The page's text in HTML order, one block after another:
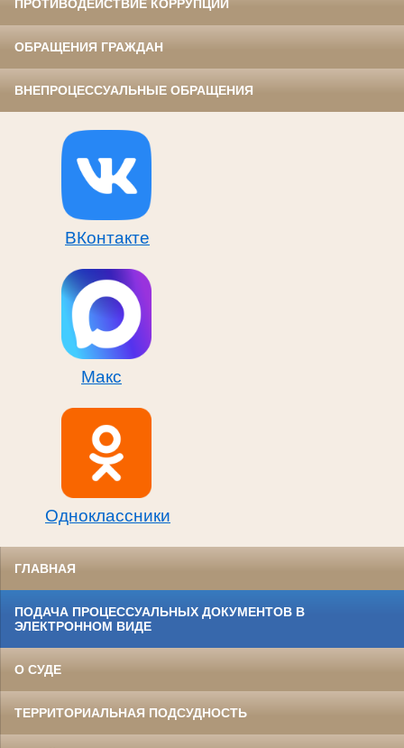
ПРОТИВОДЕЙСТВИЕ КОРРУПЦИИ
ОБРАЩЕНИЯ ГРАЖДАН
ВНЕПРОЦЕССУАЛЬНЫЕ ОБРАЩЕНИЯ
ВКонтакте
Макс
Одноклассники
ГЛАВНАЯ
ПОДАЧА ПРОЦЕССУАЛЬНЫХ ДОКУМЕНТОВ В
ЭЛЕКТРОННОМ ВИДЕ
О СУДЕ
ТЕРРИТОРИАЛЬНАЯ ПОДСУДНОСТЬ